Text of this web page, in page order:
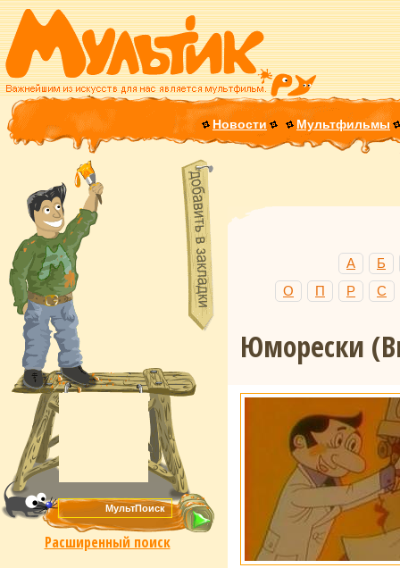
Новости Мультфильмы
Расширенный поиск
А
Б
О
П Р С
Юморески